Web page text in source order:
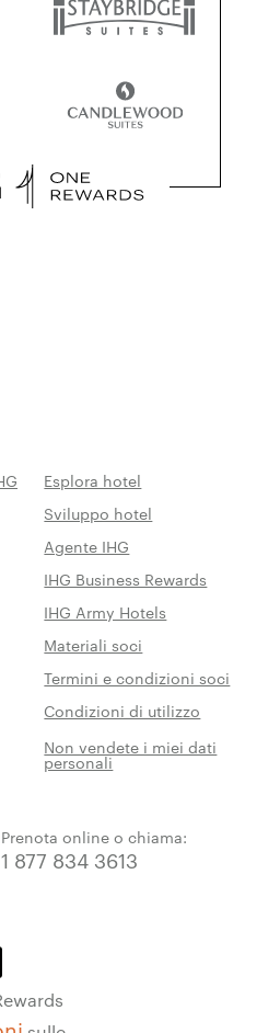
Esplora hotel
Sviluppo hotel
Agente IHG
IHG Business Rewards
IHG Army Hotels
Materiali soci
Termini e condizioni soci
Condizioni di utilizzo
Non vendete i miei dati
personali
Prenota online o chiama:
1 877 834 3613